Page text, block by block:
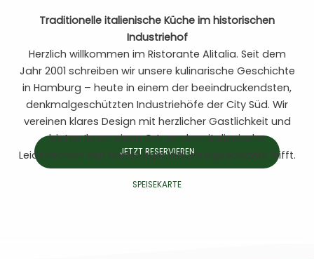
Traditionelle italienische Küche im historischen
Industriehof
Herzlich willkommen im Ristorante Alitalia. Seit dem
Jahr 2001 schreiben wir unsere kulinarische Geschichte
in Hamburg – heute in einem der beeindruckendsten,
denkmalgeschützten Industriehöfe der City Süd. Wir
vereinen klares Design mit herzlicher Gastlichkeit und
bieten Ihnen einen Ort, an dem italienische
Leidenschaft auf Hamburger Industriegeschichte trifft.
JETZT RESERVIEREN
SPEISEKARTE